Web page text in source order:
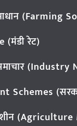
(Farming
(मंडी रेट)
(Industry
Schemes